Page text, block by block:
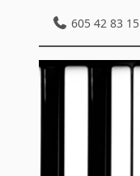
605 42 83 15